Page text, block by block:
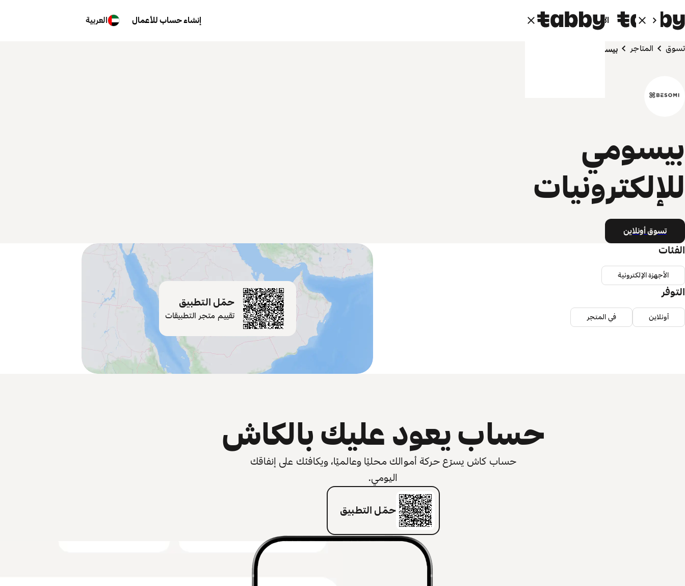
الأفراد الشركاء إنشاء حساب للأعمال العربية
تسوق المتاجر بيسومي للإلكترونيات
بيسومي
للإلكترونيات
تسوق أونلاين
حمّل التطبيق
تقييم متجر التطبيقات
الفئات
الأجهزة الإلكترونية
التوفر
أونلاين في المتجر
حساب يعود عليك بالكاش
حساب كاش يسرّع حركة أموالك محليًا وعالميًا، ويكافئك على إنفاقك
اليومي.
حمّل التطبيق